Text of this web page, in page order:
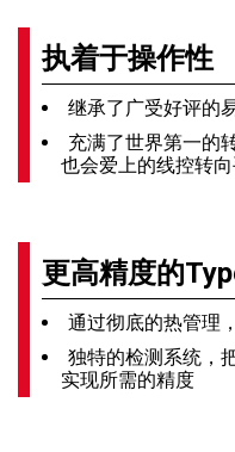
执着于操作性
继承了广受好评的
充满了世界第一的
也会爱上的线控转
更高精度的
通过彻底的热管理
独特的检测系统，
实现所需的精度